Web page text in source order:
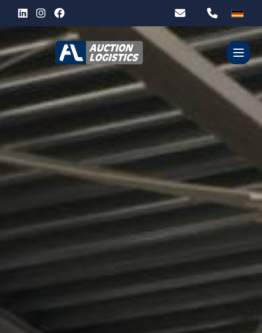
WER SIND WIR?
UNSERE DIENSTLEISTUNGEN
PARTNER
ANGEBOT ANFORDERN